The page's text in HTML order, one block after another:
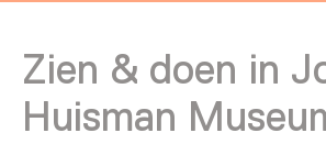
Zien & doen in
Huisman